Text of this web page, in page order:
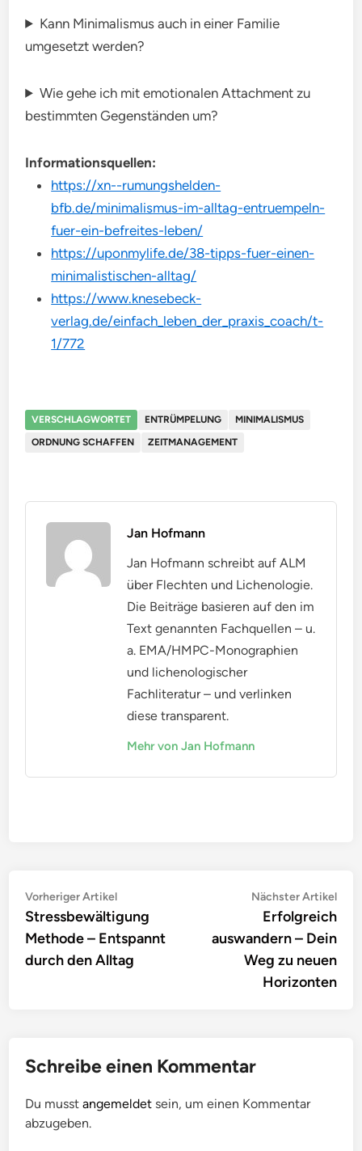
Kann Minimalismus auch in einer Familie
umgesetzt werden?
Wie gehe ich mit emotionalen Attachment zu
bestimmten Gegenständen um?
Informationsquellen:
https://xn--rumungshelden-
bfb.de/minimalismus-im-alltag-entruempeln-
fuer-ein-befreites-leben/
https://uponmylife.de/38-tipps-fuer-einen-
minimalistischen-alltag/
https://www.knesebeck-
verlag.de/einfach_leben_der_praxis_coach/t-
1/772
VERSCHLAGWORTET ENTRÜMPELUNG
MINIMALISMUS
ORDNUNG SCHAFFEN
ZEITMANAGEMENT
Jan Hofmann
Jan Hofmann schreibt auf ALM
über Flechten und Lichenologie.
Die Beiträge basieren auf den im
Text genannten Fachquellen – u.
a. EMA/HMPC-Monographien
und lichenologischer
Fachliteratur – und verlinken
diese transparent.
Mehr von Jan Hofmann
Beitragsnavigation
Vorheriger ArtikelVorheriger
Artikel:
Stressbewältigung
Methode – Entspannt
durch den Alltag
Nächster Artikel
Erfolgreich
auswandern – Dein
Weg zu neuen
Horizonten
Schreibe einen Kommentar
Du musstangemeldet sein, um einen Kommentar
abzugeben.